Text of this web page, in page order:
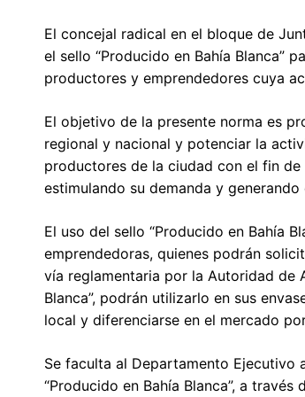
El concejal radical en el bloque de
el sello “Producido en Bahía Blanca”
productores y emprendedores cuya
El objetivo de la presente norma es
regional y nacional y potenciar la
productores de la ciudad con el fin
estimulando su demanda y
El uso del sello “Producido en Bahía
emprendedoras, quienes podrán
vía reglamentaria por la Autoridad de
Blanca”, podrán utilizarlo en sus
local y diferenciarse en el mercado
Se faculta al Departamento
“Producido en Bahía Blanca”, a